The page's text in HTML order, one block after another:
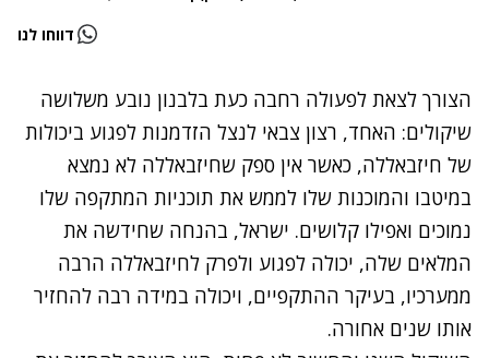
דווחו לנו
הצורך לצאת לפעולה רחבה כעת בלבנון נובע משלושה
שיקולים: האחד, רצון צבאי לנצל הזדמנות לפגוע ביכולות
של חיזבאללה, כאשר אין ספק שחיזבאללה לא נמצא
במיטבו והמוכנות שלו לממש את תוכניות המתקפה שלו
נמוכים ואפילו קלושים. ישראל, בהנחה שחידשה את
המלאים שלה, יכולה לפגוע ולפרק לחיזבאללה הרבה
ממערכיו, בעיקר ההתקפיים, ויכולה במידה רבה להחזיר
אותו שנים אחורה.